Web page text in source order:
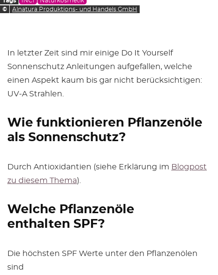
©
Alnatura Produktions- und Handels GmbH
In letzter Zeit sind mir einige Do It Yourself
Sonnenschutz Anleitungen aufgefallen, welche
einen Aspekt kaum bis gar nicht berücksichtigen:
UV-A Strahlen.
Wie funktionieren Pflanzenöle
als Sonnenschutz?
Durch Antioxidantien (siehe Erklärung im Blogpost
zu diesem Thema).
Welche Pflanzenöle
enthalten SPF?
Die höchsten SPF Werte unter den Pflanzenölen
sind